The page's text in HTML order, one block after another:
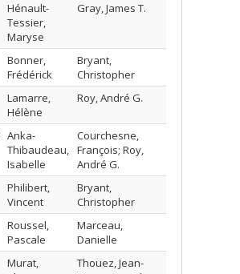
Hénault-
Tessier,
Maryse
Gray, James T.
Bonner,
Frédérick
Bryant,
Christopher
Lamarre,
Hélène
Roy, André G.
Anka-
Thibaudeau,
Isabelle
Courchesne,
François; Roy,
André G.
Philibert,
Vincent
Bryant,
Christopher
Roussel,
Pascale
Marceau,
Danielle
Murat,
Thouez, Jean-